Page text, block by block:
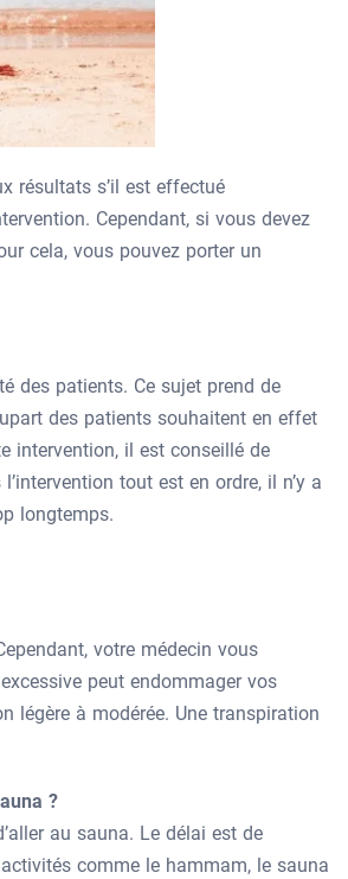
résultats s’il est effectué
Cependant, si vous devez
cela, vous pouvez porter un
des patients. Ce sujet prend de
des patients souhaitent en effet
intervention, il est conseillé de
tout est en ordre, il n’y a
longtemps.
votre médecin vous
peut endommager vos
légère à modérée. Une transpiration
?
au sauna. Le délai est de
comme le hammam, le sauna